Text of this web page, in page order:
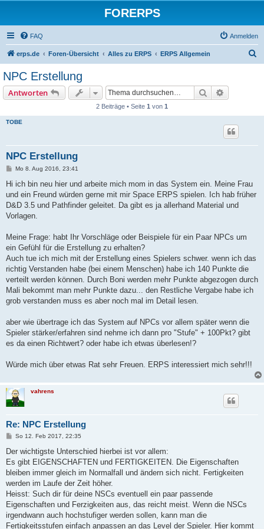
FORERPS
FAQ Anmelden
erps.de Foren-Übersicht Alles zu ERPS ERPS Allgemein
NPC Erstellung
Antworten Suche
2 Beiträge • Seite 1 von 1
TOBE
NPC Erstellung
B
r
a
Mo 8. Aug 2016, 23:41
Hi ich bin neu hier und arbeite mich mom in das System ein. Meine Frau
und ein Freund würden gerne mit mir Space ERPS spielen. Ich hab früher
D&D 3.5 und Pathfinder geleitet. Da gibt es ja allerhand Material und
Vorlagen.
Meine Frage: habt Ihr Vorschläge oder Beispiele für ein Paar NPCs um
ein Gefühl für die Erstellung zu erhalten?
Auch tue ich mich mit der Erstellung eines Spielers schwer. wenn ich das
richtig Verstanden habe (bei einem Menschen) habe ich 140 Punkte die
verteilt werden können. Durch Boni werden mehr Punkte abgezogen durch
Mali bekommt man mehr Punkte dazu... den Restliche Vergabe habe ich
grob verstanden muss es aber noch mal im Detail lesen.
aber wie übertrage ich das System auf NPCs vor allem später wenn die
Spieler stärker/erfahren sind nehme ich dann pro "Stufe" + 100Pkt? gibt
es da einen Richtwert? oder habe ich etwas überlesen!?
Würde mich über etwas Rat sehr Freuen. ERPS interessiert mich sehr!!!
vahrens
Re: NPC Erstellung
B
i
r
a
So 12. Feb 2017, 22:35
Der wichtigste Unterschied hierbei ist vor allem:
Es gibt EIGENSCHAFTEN und FERTIGKEITEN. Die Eigenschaften
bleiben immer gleich im Normalfall und ändern sich nicht. Fertigkeiten
werden im Laufe der Zeit höher.
Heisst: Such dir für deine NSCs eventuell ein paar passende
Eigenschaften und Ferzigkeiten aus, das reicht meist. Wenn die NSCs
irgendwann auch hochstufiger werden sollen, kann man die
Fertigkeitsstufen einfach anpassen an das Level der Spieler. Hier kommt